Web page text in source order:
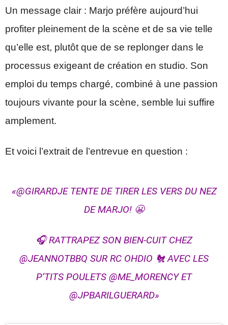
Un message clair : Marjo préfère aujourd’hui
profiter pleinement de la scène et de sa vie telle
qu’elle est, plutôt que de se replonger dans le
processus exigeant de création en studio. Son
emploi du temps chargé, combiné à une passion
toujours vivante pour la scène, semble lui suffire
amplement.
Et voici l’extrait de l’entrevue en question :
«@GIRARDJE TENTE DE TIRER LES VERS DU NEZ
DE MARJO! 😬
🎧 RATTRAPEZ SON BIEN-CUIT CHEZ
@JEANNOTBBQ SUR RC OHDIO 🐔 AVEC LES
P’TITS POULETS @ME_MORENCY ET
@JPBARILGUERARD»